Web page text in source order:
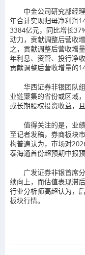
中金公司研究部经理
年合计实现归母净利润
3384亿元，同比增长
动力，贡献调整后营收
之，贡献调整后营收增
年利息、资管、投行净
贡献调整后营收增量的
华西证券非银团队组
业链聚集的省份或区域
或长期股权投资收益，
值得关注的是，业绩
至记者发稿，券商板块
构普遍认为，市场对
泰海通首份超预期中报
广发证券非银首席分
续向上，而估值表现滞
行业分析师高超认为，
板块行情。